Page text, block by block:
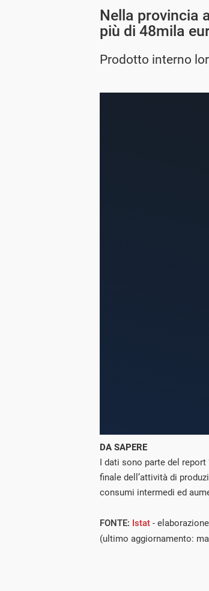
Nella provincia
più di 48mila
Prodotto interno
DA SAPERE
I dati sono parte del report
finale dell’attività di
consumi intermedi ed
FONTE: Istat -
(ultimo aggiornamento: